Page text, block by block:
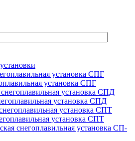
установка СПГ
установка СПД
установка СПТ